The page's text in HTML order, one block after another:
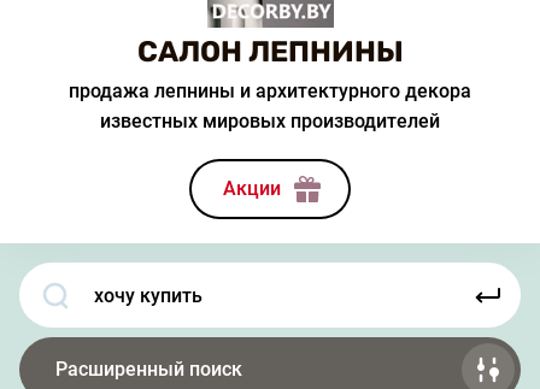
САЛОН ЛЕПНИНЫ
продажа лепнины и архитектурного декора
известных мировых производителей
Акции
Расширенный поиск